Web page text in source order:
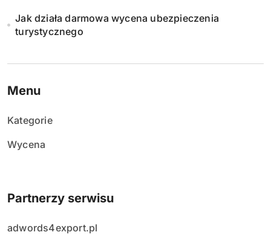
Jak działa darmowa wycena ubezpieczenia
turystycznego
Menu
Kategorie
Wycena
Partnerzy serwisu
adwords4export.pl